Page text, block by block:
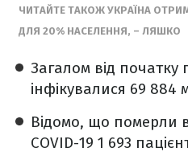
ЧИТАЙТЕ ТАКОЖ УКРАЇНА
ДЛЯ 20% НАСЕЛЕННЯ, – ЛЯШКО
Загалом від початку
інфікувалися 69 884
Відомо, що померли
COVID-19 1 693